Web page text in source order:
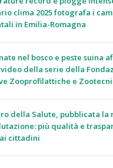
clima 2025 fotografa i
in Emilia-Romagna
nel bosco e peste suina
della serie della
Zooprofilattiche e
della Salute, pubblicata la
più qualità e
cittadini